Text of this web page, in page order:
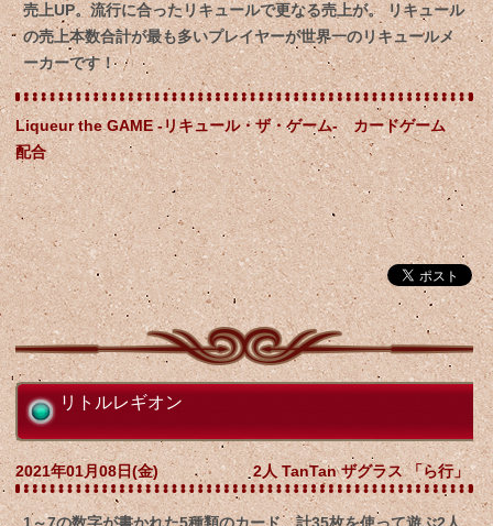
売上UP。流行に合ったリキュールで更なる売上が。 リキュール
の売上本数合計が最も多いプレイヤーが世界一のリキュールメ
ーカーです！
Liqueur the GAME -リキュール・ザ・ゲーム- カードゲーム
配合
リトルレギオン
2021年01月08日(金) 2人 TanTan ザグラス 「ら行」
1～7の数字が書かれた5種類のカード、計35枚を使って遊ぶ2人